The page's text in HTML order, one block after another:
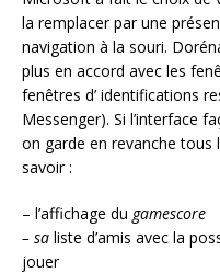
la remplacer par une
navigation à la souri.
plus en accord avec les
fenêtres d’ identifications
Messenger). Si l’interface
on garde en revanche tous
savoir :
– l’affichage du gamescore
– sa liste d’amis avec la
jouer